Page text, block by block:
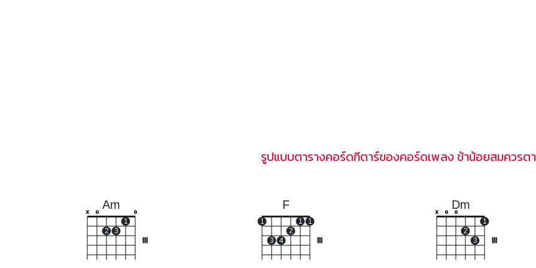
รูปแบบตารางคอร์ดกีตาร์ของคอร์ดเพลง ข้าน้อยสมควรต
Am
x o
2 3
1
o
F
1
3 4
2
1 1
Dm
x o o
2
3
1